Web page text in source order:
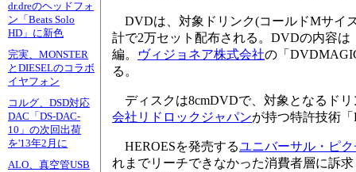
dr.dreのヘッドフォ
ン「Beats Solo
HD」に新色
完実、MONSTER
とDIESELのコラボ
イヤフォン
コルグ、DSD対応
DAC「DS-DAC-
10」の次回出荷
を'13年2月に
ALO、真空管USB
DVDは、対象ドリンク(コールドMサイ
計で2万セット配布される。DVDの内容は
編。
ヴィジョネア株式会社の「
る。
ディスクは8cmDVDで、対象となるド
会社リドロックジャパンが持つ特許技術
HEROESを発売するユニバーサル・ピ
れまでリーチできなかった消費者層に訴